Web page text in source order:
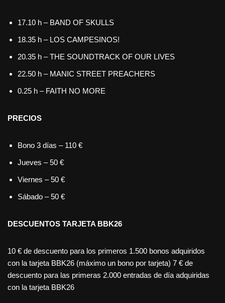
17.10 h – BAND OF SKULLS
18.35 h – LOS CAMPESINOS!
20.35 h – THE SOUNDTRACK OF OUR LIVES
22.50 h – MANIC STREET PREACHERS
0.25 h – FAITH NO MORE
PRECIOS
Bono 3 días – 110 €
Jueves – 50 €
Viernes – 50 €
Sábado – 50 €
DESCUENTOS TARJETA BBK26
10 € de descuento para los primeros 1.500 bonos adquiridos
con la tarjeta BBK26 (máximo un bono por tarjeta) 7 € de
descuento para las primeras 2.000 entradas de día adquiridas
con la tarjeta BBK26